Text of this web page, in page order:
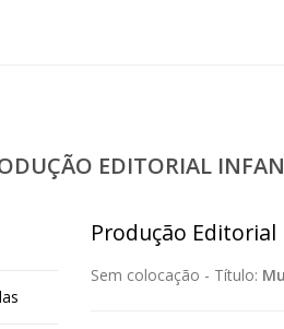
EDITORIAL
Produção
Sem colocação - Título: